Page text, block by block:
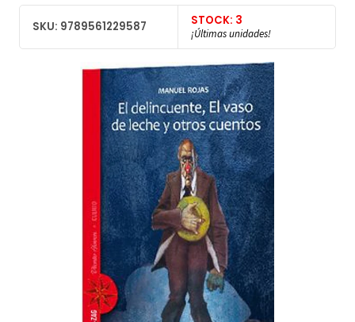
SKU: 9789561229587 STOCK: 3
¡Últimas unidades!